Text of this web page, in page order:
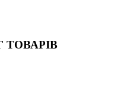
ТОВАРІВ